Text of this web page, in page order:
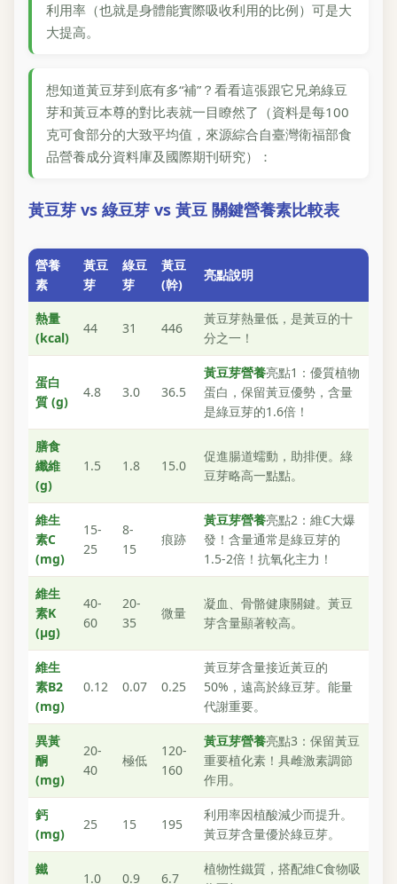
利用率（也就是身體能實際吸收利用的比例）可是大
大提高。
想知道黃豆芽到底有多“補”？看看這張跟它兄弟綠豆
芽和黃豆本尊的對比表就一目瞭然了（資料是每100
克可食部分的大致平均值，來源綜合自臺灣衛福部食
品營養成分資料庫及國際期刊研究）：
黃豆芽 vs 綠豆芽 vs 黃豆 關鍵營養素比較表
營養
素
黃豆
芽
綠豆
芽
黃豆
(幹)
亮點說明
熱量
(kcal)
44 31 446
黃豆芽熱量低，是黃豆的十
分之一！
蛋白
質 (g)
4.8 3.0 36.5
黃豆芽營養亮點1：優質植物
蛋白，保留黃豆優勢，含量
是綠豆芽的1.6倍！
膳食
纖維
(g)
1.5 1.8 15.0
促進腸道蠕動，助排便。綠
豆芽略高一點點。
維生
素C
(mg)
15-
25
8-
15
痕跡
黃豆芽營養亮點2：維C大爆
發！含量通常是綠豆芽的
1.5-2倍！抗氧化主力！
維生
素K
(μg)
40-
60
20-
35
微量
凝血、骨骼健康關鍵。黃豆
芽含量顯著較高。
維生
素B2
(mg)
0.12 0.07 0.25
黃豆芽含量接近黃豆的
50%，遠高於綠豆芽。能量
代謝重要。
異黃
酮
(mg)
20-
40
極低
120-
160
黃豆芽營養亮點3：保留黃豆
重要植化素！具雌激素調節
作用。
鈣
(mg)
25 15 195
利用率因植酸減少而提升。
黃豆芽含量優於綠豆芽。
鐵
1.0 0.9 6.7
植物性鐵質，搭配維C食物吸